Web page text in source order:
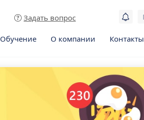
Задать вопрос
Обучение О компании Контакты